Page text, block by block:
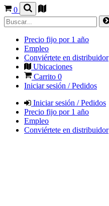
0
Precio fijo por 1 año
Empleo
Conviértete en distribuidor
Ubicaciones
Carrito 0
Iniciar sesión / Pedidos
Iniciar sesión / Pedidos
Precio fijo por 1 año
Empleo
Conviértete en distribuidor